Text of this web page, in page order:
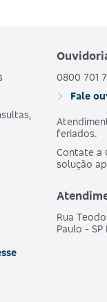
0800 701
Fale
feriados.
Contate a
solução
Rua
Paulo -